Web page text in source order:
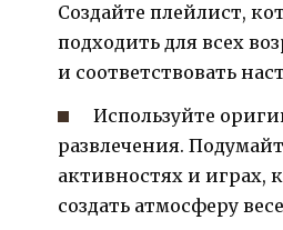
Создайте плейлист,
подходить для всех
и соответствовать
Используйте
развлечения.
активностях и играх,
создать атмосферу